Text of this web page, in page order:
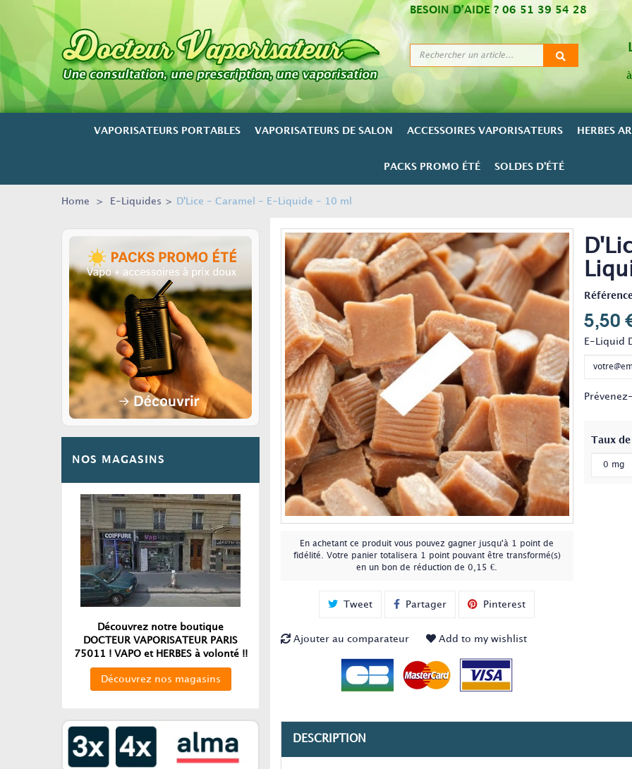
BESOIN D’AIDE ?06 51 39 54 28
VAPORISATEURS PORTABLES VAPORISATEURS DE SALON ACCESSOIRES VAPORISATEURS HERBES
PACKS PROMO ÉTÉ SOLDES D'ÉTÉ
Home > E-Liquides > D'Lice - Caramel - E-Liquide - 10 ml
NOS MAGASINS
Découvrez notre boutique
DOCTEUR VAPORISATEUR PARIS
75011 ! VAPO et HERBES à volonté !!
Découvrez nos magasins
En achetant ce produit vous pouvez gagner jusqu'à 1
point de
fidélité. Votre panier totalisera 1 pointpouvant être transformé(s)
en un bon de réduction de0,15 €.
Tweet Partager Pinterest
Ajouter au comparateur Add to my wishlist
5,50
E-Liquid
Taux
DESCRIPTION